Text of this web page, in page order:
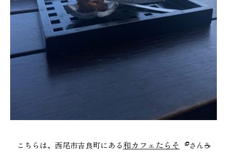
こちらは、西尾市吉良町にある和カフェたらそ さん☕